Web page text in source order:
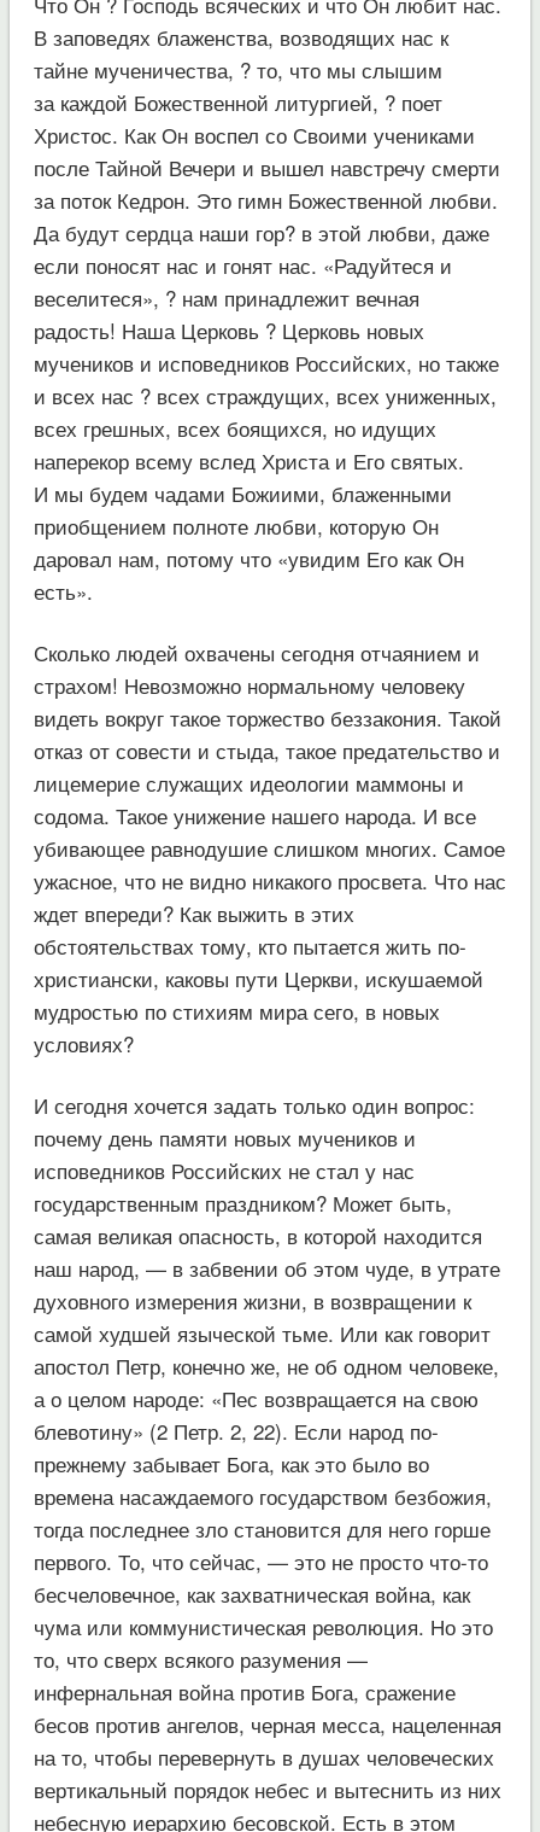
В заповедях блаженства, возводящих нас к
тайне мученичества, ? то, что мы слышим
за каждой Божественной литургией, ? поет
Христос. Как Он воспел со Своими учениками
после Тайной Вечери и вышел навстречу смерти
за поток Кедрон. Это гимн Божественной любви.
Да будут сердца наши гор? в этой любви, даже
если поносят нас и гонят нас. «Радуйтеся и
веселитеся», ? нам принадлежит вечная
радость! Наша Церковь ? Церковь новых
мучеников и исповедников Российских, но также
и всех нас ? всех страждущих, всех униженных,
всех грешных, всех боящихся, но идущих
наперекор всему вслед Христа и Его святых.
И мы будем чадами Божиими, блаженными
приобщением полноте любви, которую Он
даровал нам, потому что «увидим Его как Он
есть».
Сколько людей охвачены сегодня отчаянием и
страхом! Невозможно нормальному человеку
видеть вокруг такое торжество беззакония. Такой
отказ от совести и стыда, такое предательство и
лицемерие служащих идеологии маммоны и
содома. Такое унижение нашего народа. И все
убивающее равнодушие слишком многих. Самое
ужасное, что не видно никакого просвета. Что нас
ждет впереди? Как выжить в этих
обстоятельствах тому, кто пытается жить по-
христиански, каковы пути Церкви, искушаемой
мудростью по стихиям мира сего, в новых
условиях?
И сегодня хочется задать только один вопрос:
почему день памяти новых мучеников и
исповедников Российских не стал у нас
государственным праздником? Может быть,
самая великая опасность, в которой находится
наш народ, — в забвении об этом чуде, в утрате
духовного измерения жизни, в возвращении к
самой худшей языческой тьме. Или как говорит
апостол Петр, конечно же, не об одном человеке,
а о целом народе: «Пес возвращается на свою
блевотину» (2 Петр. 2, 22). Если народ по-
прежнему забывает Бога, как это было во
времена насаждаемого государством безбожия,
тогда последнее зло становится для него горше
первого. То, что сейчас, — это не просто что-то
бесчеловечное, как захватническая война, как
чума или коммунистическая революция. Но это
то, что сверх всякого разумения —
инфернальная война против Бога, сражение
бесов против ангелов, черная месса, нацеленная
на то, чтобы перевернуть в душах человеческих
вертикальный порядок небес и вытеснить из них
небесную иерархию бесовской. Есть в этом